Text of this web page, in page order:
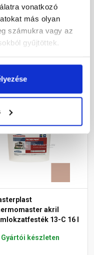
vonatkozó
más olyan
számukra vagy az
gyűjtöttek.
49-E 16 l
Gyártói készleten
akril
13-C 16 l
Gyártói készleten